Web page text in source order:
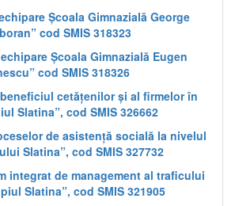
Școala Gimnazială George
cod SMIS 318323
Școala Gimnazială Eugen
cod SMIS 318326
cetățenilor și al firmelor în
Slatina”, cod SMIS 326662
de asistență socială la nivelul
Slatina”, cod SMIS 327732
integrat de management al traficului
Slatina”, cod SMIS 321905